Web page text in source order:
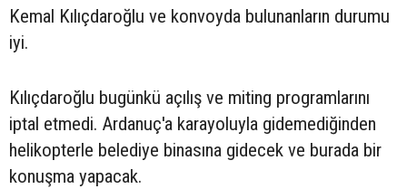
Kemal Kılıçdaroğlu ve konvoyda bulunanların durumu
iyi.
Kılıçdaroğlu bugünkü açılış ve miting programlarını
iptal etmedi. Ardanuç'a karayoluyla gidemediğinden
helikopterle belediye binasına gidecek ve burada bir
konuşma yapacak.